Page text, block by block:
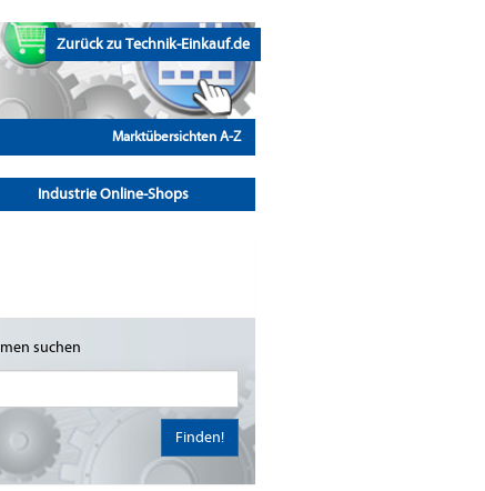
Zurück zu Technik-Einkauf.de
Marktübersichten A-Z
Industrie Online-Shops
suchen
Finden!